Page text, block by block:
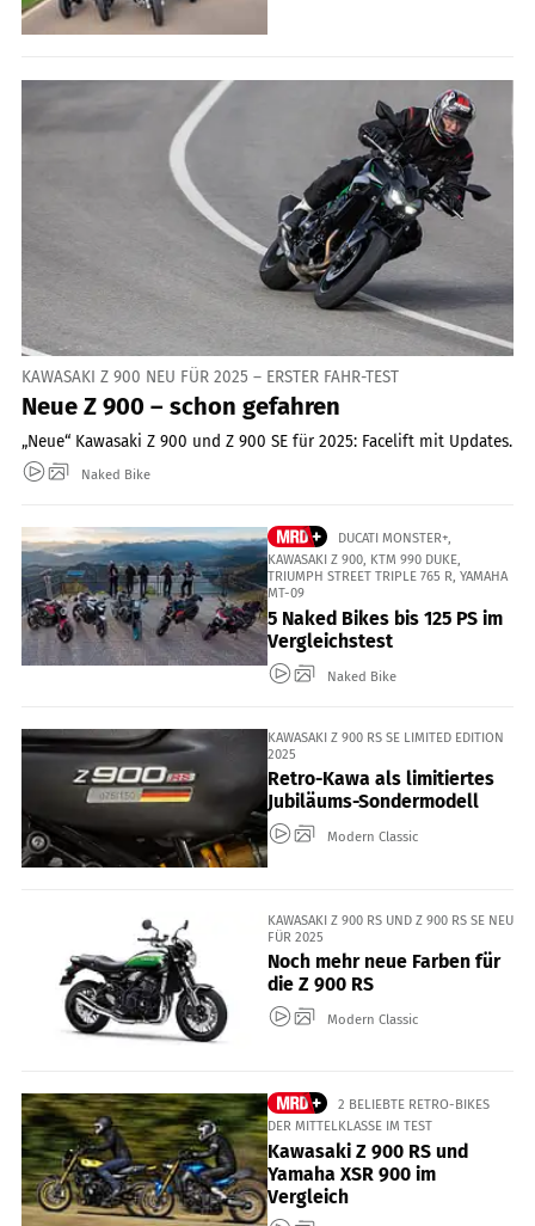
KAWASAKI Z 900 NEU FÜR 2025 – ERSTER FAHR-TEST
Neue Z 900 – schon gefahren
„Neue“ Kawasaki Z 900 und Z 900 SE für 2025: Facelift mit Updates.
Naked Bike
DUCATI MONSTER+,
KAWASAKI Z 900, KTM 990 DUKE,
TRIUMPH STREET TRIPLE 765 R, YAMAHA
MT-09
5 Naked Bikes bis 125 PS im
Vergleichstest
Naked Bike
KAWASAKI Z 900 RS SE LIMITED EDITION
2025
Retro-Kawa als limitiertes
Jubiläums-Sondermodell
Modern Classic
KAWASAKI Z 900 RS UND Z 900 RS SE NEU
FÜR 2025
Noch mehr neue Farben für
die Z 900 RS
Modern Classic
2 BELIEBTE RETRO-BIKES
DER MITTELKLASSE IM TEST
Kawasaki Z 900 RS und
Yamaha XSR 900 im
Vergleich